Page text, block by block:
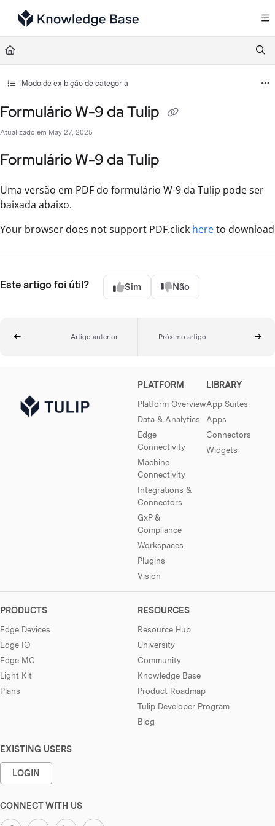
Documentation Index
Fetch the complete documentation index at:
Use this file to discover all available pages before exploring further.
Modo de exibição de categoria
Formulário W-9 da Tulip
Atualizado em May 27, 2025
Formulário W-9 da Tulip
Uma versão em PDF do formulário W-9 da Tulip pode ser
baixada abaixo.
Your browser does not support PDF.click hereto download
Este artigo foi útil? Sim Não
Artigo anterior Próximo artigo
PLATFORM
Platform Overview
Data & Analytics
Edge
Connectivity
Machine
Connectivity
Integrations &
Connectors
GxP &
Compliance
Workspaces
Plugins
Vision
LIBRARY
App Suites
Apps
Connectors
Widgets
PRODUCTS
Edge Devices
Edge IO
Edge MC
Light Kit
Plans
RESOURCES
Resource Hub
University
Community
Knowledge Base
Product Roadmap
Tulip Developer Program
Blog
EXISTING USERS
LOGIN
CONNECT WITH US